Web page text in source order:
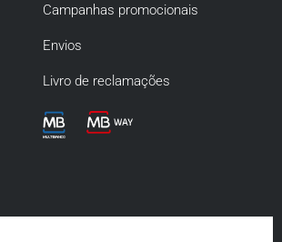
Campanhas promocionais
Envios
Livro de reclamações